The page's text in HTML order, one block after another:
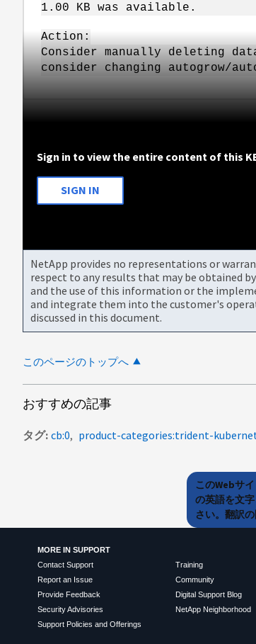
1.00 KB was available.
Action:
Consider manually deleting
consider changing autogrow/
Sign in to view the entire content of this
SIGN IN
NetApp provides no representations or
respect to any results that may be obtained
and the use of this information or the
and integrate them into the customer's
discussed in this document.
このページのトップへ
おすすめの記事
タグ cb:0 product-categories:trident-
このWebサ
の英語を文
さい。翻訳
MORE IN SUPPORT
Contact Support
Report an Issue
Provide Feedback
Security Advisories
Support Policies and Offerings
Training
Community
Digital Support Blog
NetApp Neighborhood